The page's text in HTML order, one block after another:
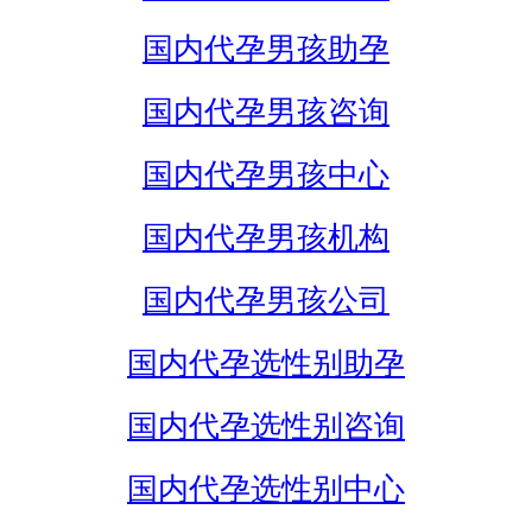
国内代孕男孩助孕
国内代孕男孩咨询
国内代孕男孩中心
国内代孕男孩机构
国内代孕男孩公司
国内代孕选性别助孕
国内代孕选性别咨询
国内代孕选性别中心